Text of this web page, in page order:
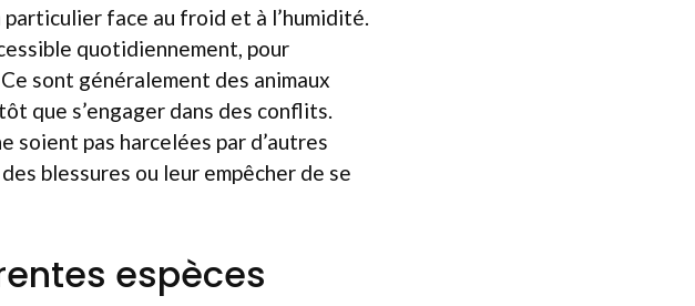
face au froid et à l’humidité.
quotidiennement, pour
sont généralement des animaux
que s’engager dans des conflits.
soient pas harcelées par d’autres
blessures ou leur empêcher de se
espèces